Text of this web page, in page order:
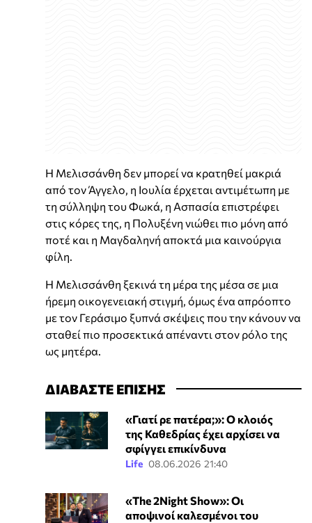
Η Μελισσάνθη δεν μπορεί να κρατηθεί μακριά
από τον Άγγελο, η Ιουλία έρχεται αντιμέτωπη με
τη σύλληψη του Φωκά, η Ασπασία επιστρέφει
στις κόρες της, η Πολυξένη νιώθει πιο μόνη από
ποτέ και η Μαγδαληνή αποκτά μια καινούργια
φίλη.
Η Μελισσάνθη ξεκινά τη μέρα της μέσα σε μια
ήρεμη οικογενειακή στιγμή, όμως ένα απρόοπτο
με τον Γεράσιμο ξυπνά σκέψεις που την κάνουν να
σταθεί πιο προσεκτικά απέναντι στον ρόλο της
ως μητέρα.
ΔΙΑΒΑΣΤΕ ΕΠΙΣΗΣ
«Γιατί ρε πατέρα;»: Ο κλοιός
της Καθεδρίας έχει αρχίσει να
σφίγγει επικίνδυνα
Life 08.06.2026 21:40
«The 2Night Show»: Οι
αποψινοί καλεσμένοι του